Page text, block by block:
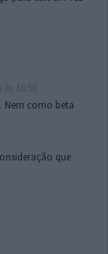
Nem como beta
que